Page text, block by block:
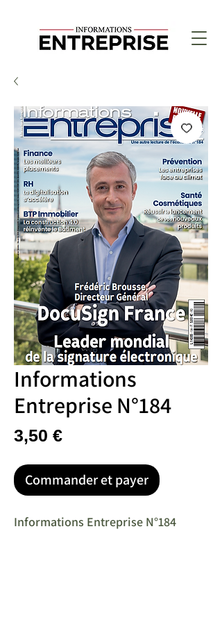
Informations
Entreprise N°184
3,50 €Prix
Commander et payer
Informations Entreprise N°184